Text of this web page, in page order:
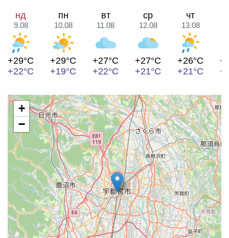
нд
9.08
+29°C
+22°C
пн
10.08
+29°C
+19°C
вт
11.08
+27°C
+22°C
ср
12.08
+27°C
+21°C
чт
13.08
+26°C
+21°C
+
−